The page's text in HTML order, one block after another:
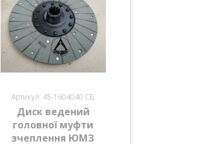
Артикул: 45-1604040 СБ
Диск ведений
головної муфти
зчеплення ЮМЗ